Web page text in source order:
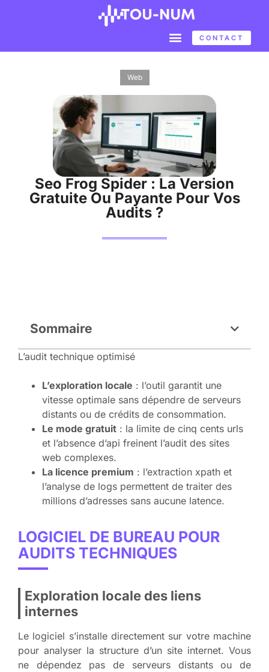
CONTACT
Web
Seo Frog Spider : La Version
Gratuite Ou Payante Pour Vos
Audits ?
Sommaire
L’audit technique optimisé
L’exploration locale : l’outil garantit une
vitesse optimale sans dépendre de serveurs
distants ou de crédits de consommation.
Le mode gratuit : la limite de cinq cents urls
et l’absence d’api freinent l’audit des sites
web complexes.
La licence premium : l’extraction xpath et
l’analyse de logs permettent de traiter des
millions d’adresses sans aucune latence.
LOGICIEL DE BUREAU POUR
AUDITS TECHNIQUES
Exploration locale des liens
internes
Le logiciel s’installe directement sur votre machine
pour analyser la structure d’un site internet. Vous
ne dépendez pas de serveurs distants ou de